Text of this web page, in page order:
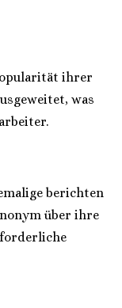
ihrer
was
berichten
über ihre